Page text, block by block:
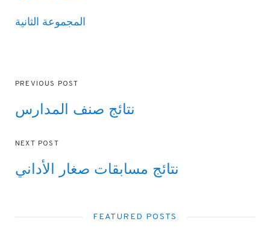
المجموعة الثانية
PREVIOUS POST
نتائج صنف المدارس
NEXT POST
نتائج مسابقات صغار الأداني
FEATURED POSTS